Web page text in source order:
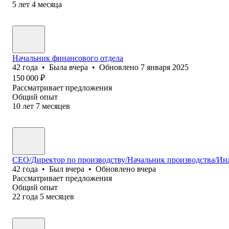
5 лет 4 месяца
Начальник финансового отдела
42 года • Была вчера • Обновлено 7 января 2025
150 000 ₽
Рассматривает предложения
Общий опыт
10 лет 7 месяцев
СЕО/Директор по производству/Начальник производства/
42 года • Был вчера • Обновлено вчера
Рассматривает предложения
Общий опыт
22 года 5 месяцев